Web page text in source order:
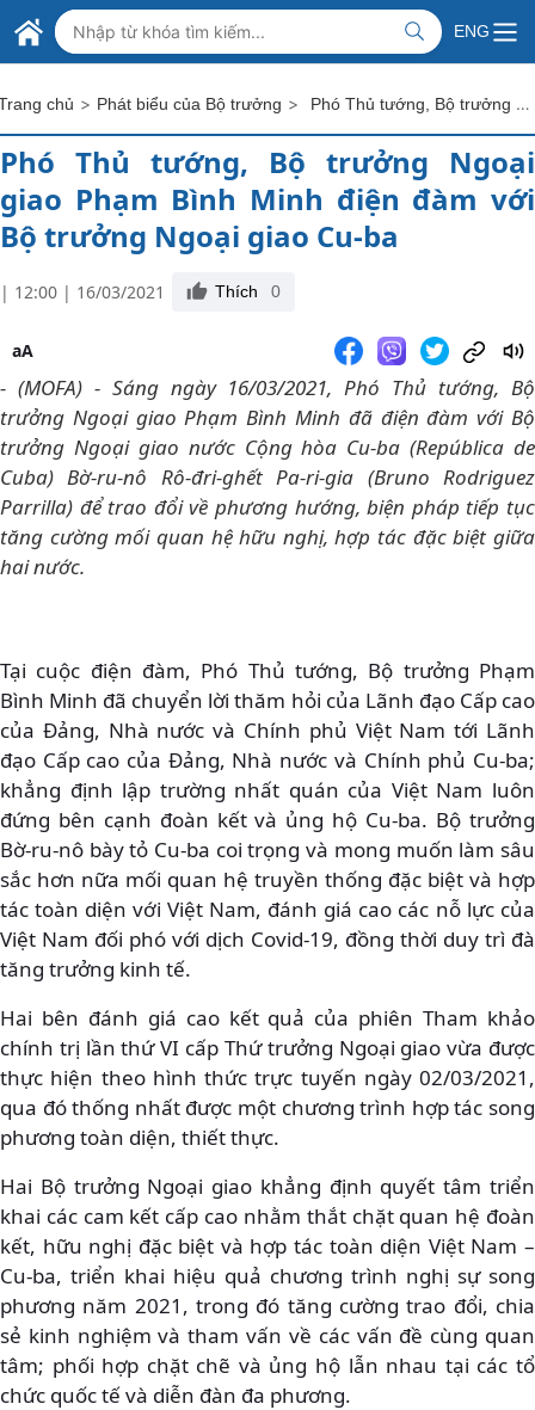
Skip to Main Content
BỘ NGOẠI GIAO VIỆT NAM
MINISTRY OF FOREIGN AFFAIRS
ENG
chủ > Phát biểu của Bộ trưởng > Phó Thủ tướng, Bộ trưởng Ngoại giao Phạm Bình Minh điện đàm với Bộ trưởng Ngoại giao Cu-ba
Phó Thủ tướng, Bộ trưởng Ngoại
giao Phạm Bình Minh điện đàm với
Bộ trưởng Ngoại giao Cu-ba
| 12:00 | 16/03/2021 Thích 0
aA
- (MOFA) - Sáng ngày 16/03/2021, Phó Thủ tướng, Bộ
trưởng Ngoại giao Phạm Bình Minh đã điện đàm với Bộ
trưởng Ngoại giao nước Cộng hòa Cu-ba (República de
Cuba) Bờ-ru-nô Rô-đri-ghết Pa-ri-gia (Bruno Rodriguez
Parrilla) để trao đổi về phương hướng, biện pháp tiếp tục
tăng cường mối quan hệ hữu nghị, hợp tác đặc biệt giữa
hai nước.
Tại cuộc điện đàm, Phó Thủ tướng, Bộ trưởng Phạm
Bình Minh đã chuyển lời thăm hỏi của Lãnh đạo Cấp cao
của Đảng, Nhà nước và Chính phủ Việt Nam tới Lãnh
đạo Cấp cao của Đảng, Nhà nước và Chính phủ Cu-ba;
khẳng định lập trường nhất quán của Việt Nam luôn
đứng bên cạnh đoàn kết và ủng hộ Cu-ba. Bộ trưởng
Bờ-ru-nô bày tỏ Cu-ba coi trọng và mong muốn làm sâu
sắc hơn nữa mối quan hệ truyền thống đặc biệt và hợp
tác toàn diện với Việt Nam, đánh giá cao các nỗ lực của
Việt Nam đối phó với dịch Covid-19, đồng thời duy trì đà
tăng trưởng kinh tế.
Hai bên đánh giá cao kết quả của phiên Tham khảo
chính trị lần thứ VI cấp Thứ trưởng Ngoại giao vừa được
thực hiện theo hình thức trực tuyến ngày 02/03/2021,
qua đó thống nhất được một chương trình hợp tác song
phương toàn diện, thiết thực.
Hai Bộ trưởng Ngoại giao khẳng định quyết tâm triển
khai các cam kết cấp cao nhằm thắt chặt quan hệ đoàn
kết, hữu nghị đặc biệt và hợp tác toàn diện Việt Nam –
Cu-ba, triển khai hiệu quả chương trình nghị sự song
phương năm 2021, trong đó tăng cường trao đổi, chia
sẻ kinh nghiệm và tham vấn về các vấn đề cùng quan
tâm; phối hợp chặt chẽ và ủng hộ lẫn nhau tại các tổ
chức quốc tế và diễn đàn đa phương.